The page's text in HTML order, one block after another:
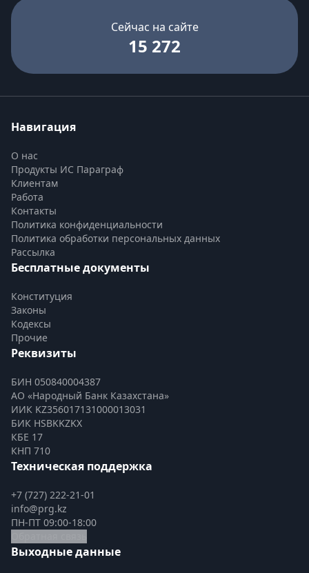
Сейчас на сайте
15 272
Навигация
О нас
Продукты ИС Параграф
Клиентам
Работа
Контакты
Политика конфиденциальности
Политика обработки персональных данных
Рассылка
Бесплатные документы
Конституция
Законы
Кодексы
Прочие
Реквизиты
БИН 050840004387
АО «Народный Банк Казахстана»
ИИК KZ356017131000013031
БИК HSBKKZKX
КБЕ 17
КНП 710
Техническая поддержка
+7 (727) 222-21-01
info@prg.kz
ПН-ПТ 09:00-18:00
Выходные данные